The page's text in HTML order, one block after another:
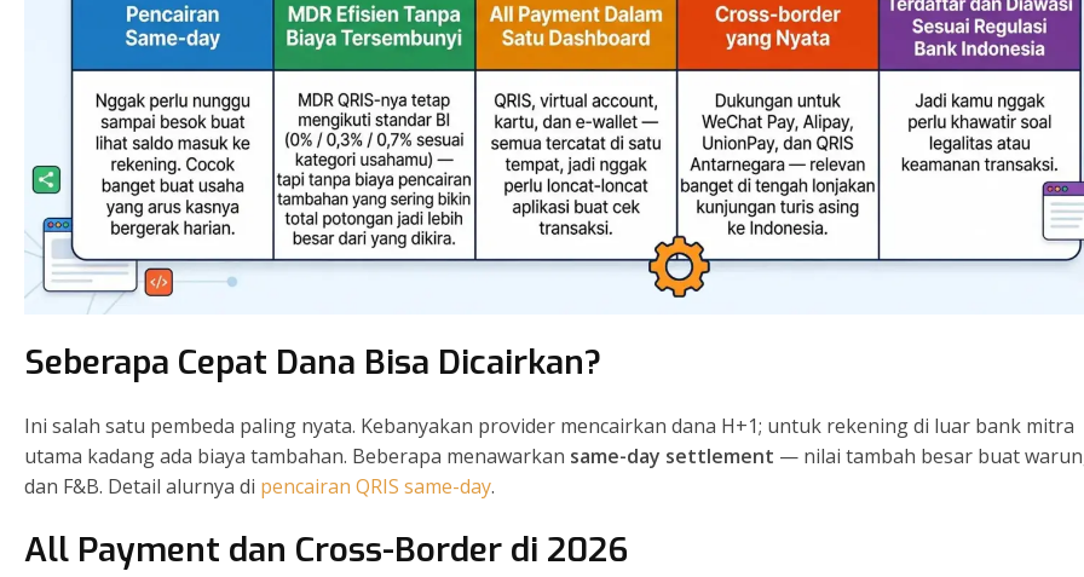
Seberapa Cepat Dana Bisa Dicairkan?
Ini salah satu pembeda paling nyata. Kebanyakan provider mencairkan dana H+1; untuk rekening di luar bank mitra
utama kadang ada biaya tambahan. Beberapa menawarkan same-day settlement — nilai tambah besar buat
dan F&B. Detail alurnya di pencairan QRIS same-day.
All Payment dan Cross-Border di 2026